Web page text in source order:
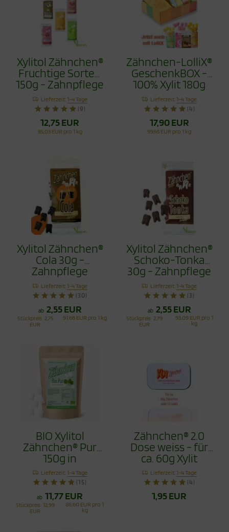
Xylitol Zähnchen®
Fruchtige Sorten
150g - Zahnpflege
Bonbons Jetzt
mit Himbeere
Lieferzeit:1-4 Tage
(9)
12,75 EUR
85,03 EUR pro 1 kg
Zähnchen-LolliX®
GeschenkBOX -
100% Xylit 180g
Lieferzeit:1-4 Tage
(4)
17,90 EUR
99,45 EUR pro 1 kg
Xylitol Zähnchen®
Cola 30g -
Zahnpflege
Bonbons
Lieferzeit:1-4 Tage
(30)
ab 2,55 EUR
Stückpreis 2,75
EUR
91,66 EUR pro 1 kg
Xylitol Zähnchen®
Schoko-Tonka
30g - Zahnpflege
Bonbons
Lieferzeit:1-4 Tage
(3)
ab 2,55 EUR
Stückpreis 2,79
EUR
93,09 EUR pro 1
kg
BIO Xylitol
Zähnchen® Pur
150g in
recyclingfähiger
Tüte - Zahnpflege
Bonbons
Lieferzeit:1-4 Tage
(15)
ab 11,77 EUR
Stückpreis 12,99
EUR
86,60 EUR pro 1
kg
Zähnchen® 2.0
Dose weiss - für
ca. 60g Xylit
Zähnchen
Lieferzeit:1-4 Tage
(4)
1,95 EUR